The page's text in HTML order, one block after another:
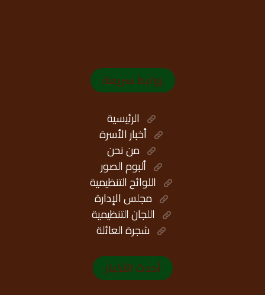
روابط سريعة
الرئيسية
أخبار الأسرة
من نحن
ألبوم الصور
اللوائح التنظيمية
مجلس الإدارة
اللجان التنظيمية
شجرة العائلة
أحدث الأخبار